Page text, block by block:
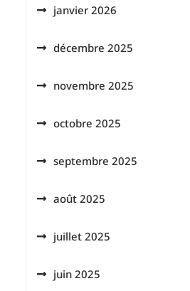
janvier 2026
décembre 2025
novembre 2025
octobre 2025
septembre 2025
août 2025
juillet 2025
juin 2025